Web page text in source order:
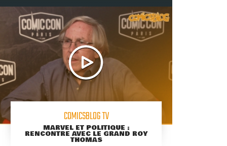
COMICSBLOG TV
MARVEL ET POLITIQUE :
RENCONTRE AVEC LE GRAND ROY
THOMAS